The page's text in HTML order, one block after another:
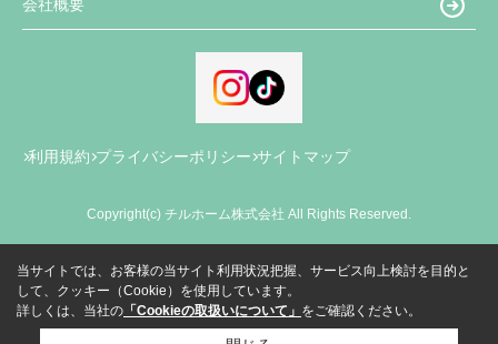
会社概要
利用規約 プライバシーポリシー サイトマップ
Copyright(c) チルホーム株式会社 All Rights Reserved.
当サイトでは、お客様の当サイト利用状況把握、サービス向上検討を目的と
して、クッキー（Cookie）を使用しています。
詳しくは、当社の 「Cookieの取扱いについて」 をご確認ください。